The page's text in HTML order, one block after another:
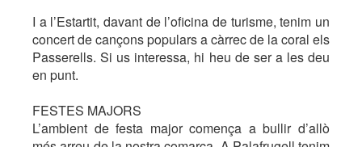
I a l’Estartit, davant de l’oficina de turisme, tenim un
concert de cançons populars a càrrec de la coral els
Passerells. Si us interessa, hi heu de ser a les deu
en punt.
FESTES MAJORS
L’ambient de festa major comença a bullir d’allò